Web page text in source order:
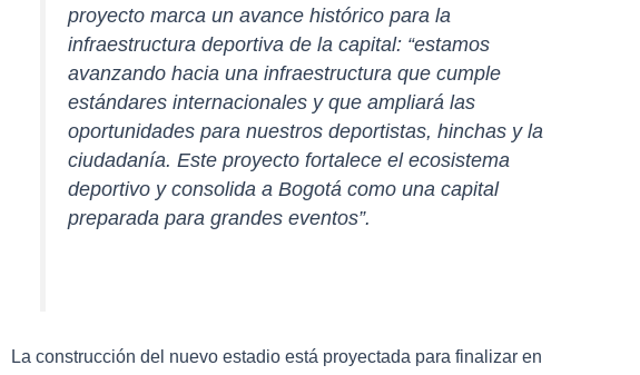
proyecto marca un avance histórico para la
infraestructura deportiva de la capital: “estamos
avanzando hacia una infraestructura que cumple
estándares internacionales y que ampliará las
oportunidades para nuestros deportistas, hinchas y la
ciudadanía. Este proyecto fortalece el ecosistema
deportivo y consolida a Bogotá como una capital
preparada para grandes eventos”.
La construcción del nuevo estadio está proyectada para finalizar en